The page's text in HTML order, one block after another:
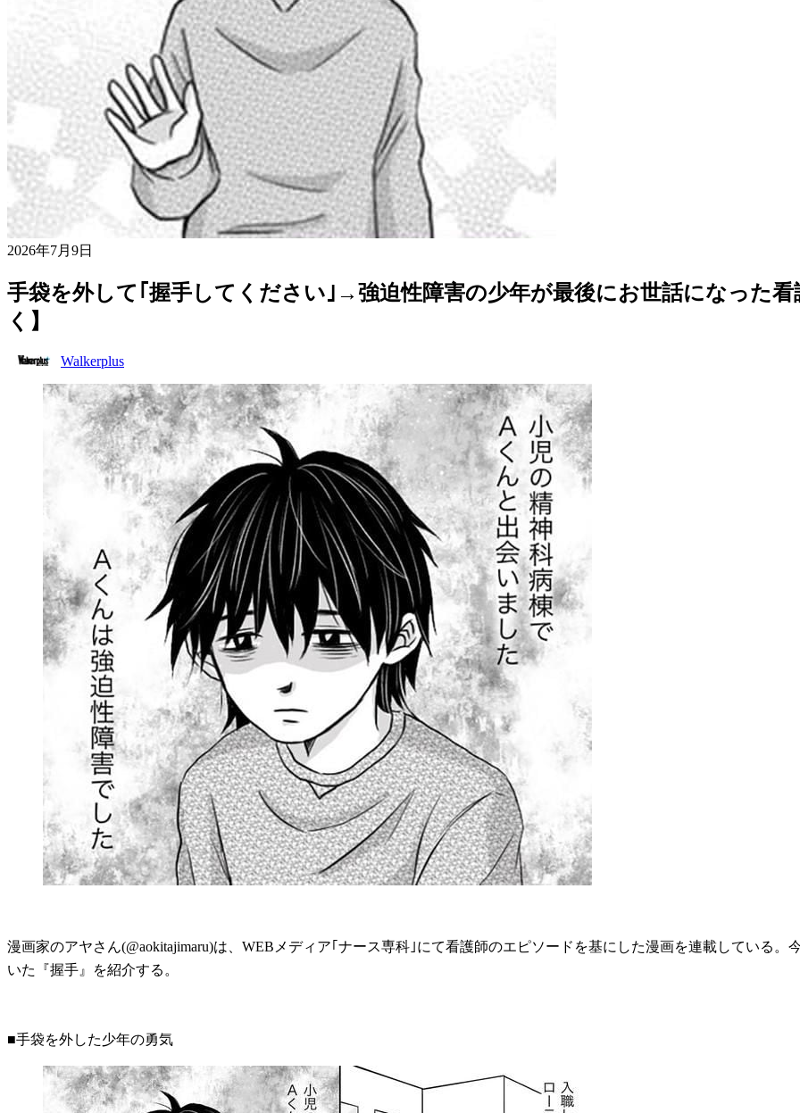
2026年7月9日
手袋を外して｢握手してください｣→強迫性障害の少年が最後にお世話になった
く】
Walkerplus
漫画家のアヤさん(@aokitajimaru)は、WEBメディア｢ナース専科｣にて看護師のエピソードを基にした漫画を連載している
いた『握手』を紹介する。
■手袋を外した少年の勇気